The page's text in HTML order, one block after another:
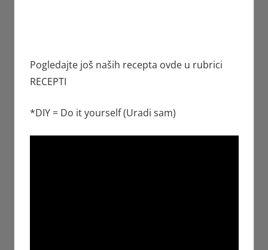
Pogledajte još naših recepta ovde u rubrici
RECEPTI
*DIY = Do it yourself (Uradi sam)